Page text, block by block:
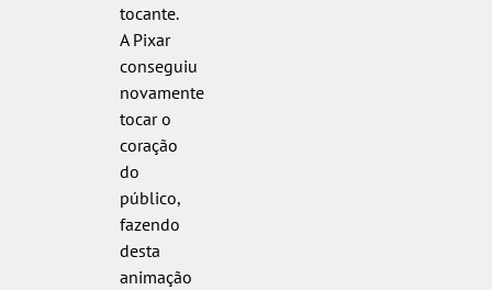
tocante.
A Pixar
conseguiu
novamente
tocar o
coração
do
público,
fazendo
desta
animação